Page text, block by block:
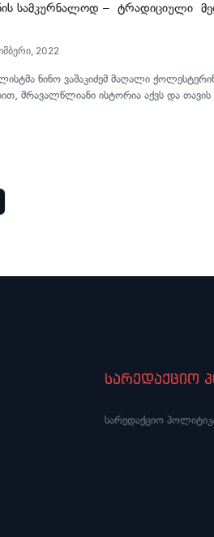
სამკურნალოდ – ტრადიციული
2022
ნინო ვაშაკიძემ მაღალი
მრავალწლიანი ისტორია აქვს და თავის
სარედაქციო
სარედაქციო